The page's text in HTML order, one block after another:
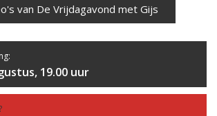
van De Vrijdagavond met Gijs
19.00 uur